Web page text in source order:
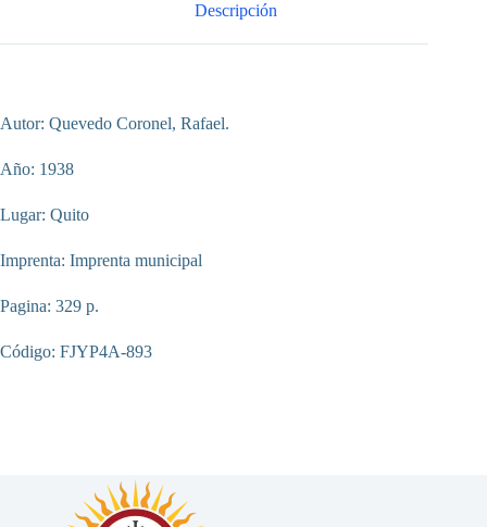
Descripción
Autor: Quevedo Coronel, Rafael.
Año: 1938
Lugar: Quito
Imprenta: Imprenta municipal
Pagina: 329 p.
Código: FJYP4A-893